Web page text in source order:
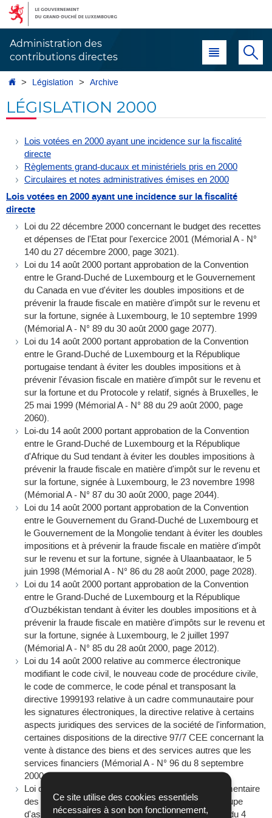
Ce site utilise des cookies essentiels
nécessaires à son bon fonctionnement,
Aller
navigation
Aller
au
Administration des
contributions directes
Menu principal
AccueilLégislation Archive
LÉGISLATION 2000
Lois votées en 2000 ayant une incidence sur la fiscalité
directe
Règlements grand-ducaux et ministériels pris en 2000
Circulaires et notes administratives émises en 2000
Lois votées en 2000 ayant une incidence sur la fiscalité
directe
Loi du 22 décembre 2000 concernant le budget des recettes
et dépenses de l'Etat pour l'exercice 2001 (Mémorial A - N°
140 du 27 décembre 2000, page 3021).
Loi du 14 août 2000 portant approbation de la Convention
entre le Grand-Duché de Luxembourg et le Gouvernement
du Canada en vue d'éviter les doubles impositions et de
prévenir la fraude fiscale en matière d'impôt sur le revenu et
sur la fortune, signée à Luxembourg, le 10 septembre 1999
(Mémorial A - N° 89 du 30 août 2000 gage 2077).
Loi du 14 août 2000 portant approbation de la Convention
entre le Grand-Duché de Luxembourg et la République
portugaise tendant à éviter les doubles impositions et à
prévenir l'évasion fiscale en matière d'impôt sur le revenu et
sur la fortune et du Protocole y relatif, signés à Bruxelles, le
25 mai 1999 (Mémorial A - N° 88 du 29 août 2000, page
2060).
Loi-du 14 août 2000 portant approbation de la Convention
entre le Grand-Duché de Luxembourg et la République
d'Afrique du Sud tendant à éviter les doubles impositions à
prévenir la fraude fiscale en matière d'impôt sur le revenu et
sur la fortune, signée à Luxembourg, le 23 novembre 1998
(Mémorial A - N° 87 du 30 août 2000, page 2044).
Loi du 14 août 2000 portant approbation de la Convention
entre le Gouvernement du Grand-Duché de Luxembourg et
le Gouvernement de la Mongolie tendant à éviter les doubles
impositions et à prévenir la fraude fiscale en matière d'impôt
sur le revenu et sur la fortune, signée à Ulaanbaataor, le 5
juin 1998 (Mémorial A - N° 86 du 28 août 2000, page 2028).
Loi du 14 août 2000 portant approbation de la Convention
entre le Grand-Duché de Luxembourg et la République
d'Ouzbékistan tendant à éviter les doubles impositions et à
prévenir la fraude fiscale en matière d'impôts sur le revenu et
sur la fortune, signée à Luxembourg, le 2 juillet 1997
(Mémorial A - N° 85 du 28 août 2000, page 2012).
Loi du 14 août 2000 relative au commerce électronique
modifiant le code civil, le nouveau code de procédure civile,
le code de commerce, le code pénal et transposant la
directive 1999193 relative à un cadre communautaire pour
les signatures électroniques, la directive relative à certains
aspects juridiques des services de la société de l'information,
certaines dispositions de la directive 97/7 CEE concernant la
vente à distance des biens et des services autres que les
services financiers (Mémorial A - N° 96 du 8 septembre
2000, page 2176).
Loi du 8 août 2000 relative à la surveillance complémentaire
des entreprises d'assurances faisant partie d'un groupe
d'assurance et modifiant entre autres la loi modifiée du 4